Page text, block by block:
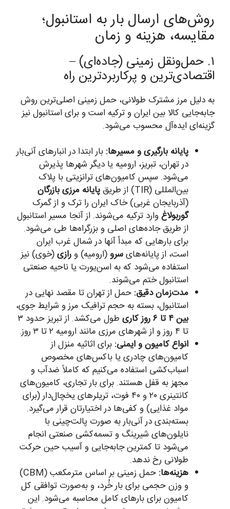
روش‌های ارسال بار به استانبول؛
مقایسه، هزینه و زمان
۱. حمل‌ونقل زمینی (جاده‌ای) –
اقتصادی‌ترین و پرکاربردترین راه
به دلیل مرز مشترک طولانی، حمل زمینی اصلی‌ترین روش
جابه‌جایی کالا بین ایران و ترکیه است و برای استانبول نیز
گزینه‌ای ایده‌آل محسوب می‌شود.
پایانه بارگیری و مسیرها: بار ابتدا در انبارهای آنی‌بار
در تهران، تبریز، ارومیه یا دیگر شهرها پذیرش
می‌شود. سپس کامیون‌های ترانزیتی با پلاک
بین‌المللی (TIR) از طریق
پایانه مرزی بازرگان
(آذربایجان غربی) خاک ایران را ترک و از گمرک
گوربولاغوارد ترکیه می‌شوند. از آنجا مسیر استانبول
از طریق جاده‌های اصلی و بزرگراه‌ها طی می‌شود.
برای بارهایی که مبدأ آنها در شمال غرب ایران
است، از پایانه‌هایسرو(ارومیه) ورازی(خوی) نیز
استفاده می‌شود که به اسن‌یورت یا ناحیه صنعتی
استانبول ختم می‌شوند.
مدت‌زمان دقیق: حمل از تهران تا مقصد نهایی در
استانبول، بسته به حجم ترافیک مرز و شرایط جوی،
بین ۴ تا ۶ روز کاری
طول می‌کشد. از تبریز حدود ۳
تا ۴ روز و از شهرهای مرزی مانند ارومیه ۲ تا ۳ روز.
انواع کامیون و ایمنی: برای اثاثیه منزل از
کامیون‌های چادری یا باکس‌های مخصوص
اسباب‌کشی استفاده می‌کنیم که کاملاً ضدآب و
مجهز به قفل هستند. برای بار تجاری، کامیون‌های
کانتینری ۲۰ و ۴۰ فوت، تریلرهای یخچال‌دار (برای
مواد غذایی) و کفی‌ها در اختیارتان قرار می‌گیرد.
بسته‌بندی در آنی‌بار به صورت پالت‌چینی با
نایلون‌های شیرینگ و تسمه‌کشی صنعتی انجام
می‌شود تا کمترین جابه‌جایی و آسیب حین حرکت
طولانی رخ ندهد.
هزینه‌ها:
حمل زمینی بر اساس مترمکعب (CBM)
و وزن حجمی برای بار خُرد، و به‌صورت توافقی کل
کامیون برای بارهای‌ کامل محاسبه می‌شود. این